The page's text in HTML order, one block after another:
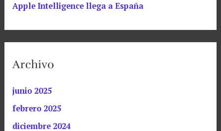
Apple Intelligence llega a España
Archivo
junio 2025
febrero 2025
diciembre 2024